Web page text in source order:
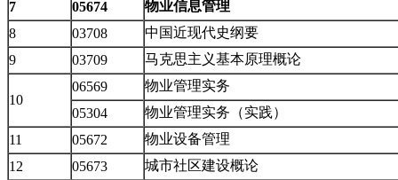
7
05674
物业信息管理
8
03708
中国近现代史纲要
9
03709 马克思主义基本原理概论
10
06569
物业管理实务
05304
物业管理实务（实践）
11
05672
物业设备管理
12
05673
城市社区建设概论